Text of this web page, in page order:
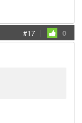
#17 | 0